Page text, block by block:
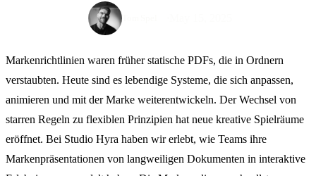
Tom Spel
Markenrichtlinien waren früher statische PDFs, die in Ordnern
verstaubten. Heute sind es lebendige Systeme, die sich anpassen,
animieren und mit der Marke weiterentwickeln. Der Wechsel von
starren Regeln zu flexiblen Prinzipien hat neue kreative Spielräume
eröffnet. Bei Studio Hyra haben wir erlebt, wie Teams ihre
Markenpräsentationen von langweiligen Dokumenten in interaktive